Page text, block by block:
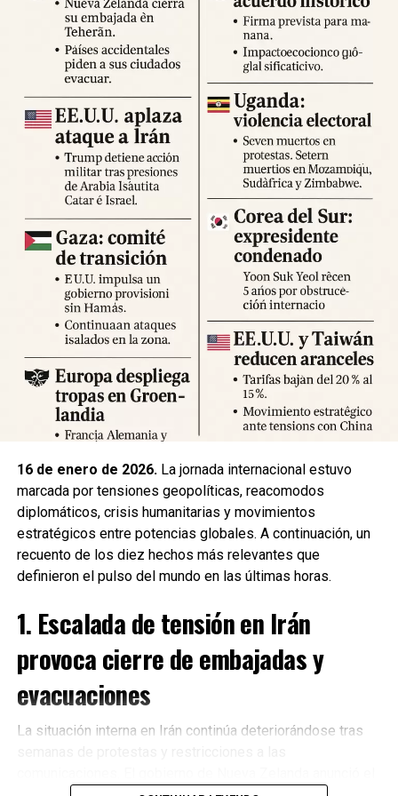
Expertos advierten sobre la posibilidad de réplicas
significativas y llaman a mantener la calma y preparar
suministros básicos. Las autoridades locales han
habilitado centros de atención para damnificados y piden a
la ciudadanía priorizar la seguridad y la cooperación con
los equipos de respuesta.
Fuente: 5to Poder Agencia de Noticias
Recibe las noticias al instante
16 de enero de 2026. La jornada internacional estuvo
marcada por tensiones geopolíticas, reacomodos
diplomáticos, crisis humanitarias y movimientos
estratégicos entre potencias globales. A continuación, un
recuento de los diez hechos más relevantes que
definieron el pulso del mundo en las últimas horas.
1. Escalada de tensión en Irán
provoca cierre de embajadas y
evacuaciones
La situación interna en Irán continúa deteriorándose tras